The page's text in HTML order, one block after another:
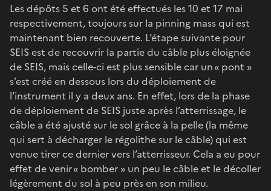
Les dépôts 5 et 6 ont été effectués les 10 et 17 mai
respectivement, toujours sur la pinning mass qui est
maintenant bien recouverte. L’étape suivante pour
SEIS est de recouvrir la partie du câble plus éloignée
de SEIS, mais celle-ci est plus sensible car un « pont »
s’est créé en dessous lors du déploiement de
l’instrument il y a deux ans. En effet, lors de la phase
de déploiement de SEIS juste après l’atterrissage, le
câble a été ajusté sur le sol grâce à la pelle (la même
qui sert à décharger le régolithe sur le câble) qui est
venue tirer ce dernier vers l’atterrisseur. Cela a eu pour
effet de venir « bomber » un peu le câble et le décoller
légèrement du sol à peu près en son milieu.